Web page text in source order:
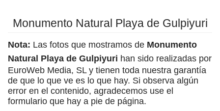
Monumento Natural Playa de Gulpiyuri
Nota: Las fotos que mostramos de Monumento
Natural Playa de Gulpiyuri han sido realizadas por
EuroWeb Media, SL y tienen toda nuestra garantía
de que lo que ve es lo que hay. Si observa algún
error en el contenido, agradecemos use el
formulario que hay a pie de página.